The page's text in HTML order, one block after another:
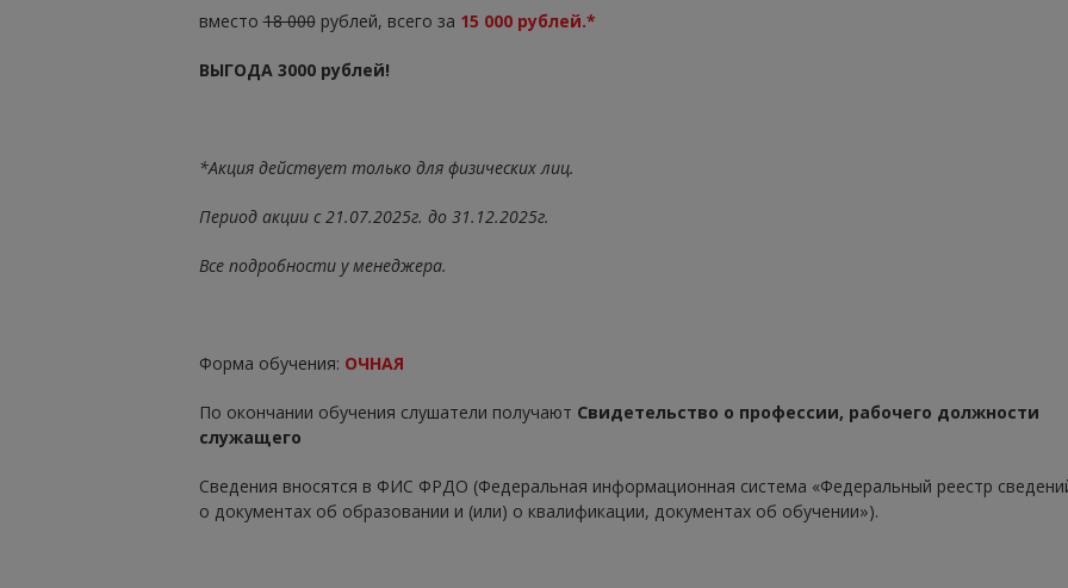
вместо18 000рублей, всего за 15 000 рублей.*
ВЫГОДА 3000 рублей!
*Акция действует только для физических лиц.
Период акции с 21.07.2025г. до 31.12.2025г.
Все подробности у менеджера.
Форма обучения: ОЧНАЯ
По окончании обучения слушатели получают Свидетельство о профессии, рабочего должности
служащего
Сведения вносятся в ФИС ФРДО (Федеральная информационная система «Федеральный реестр
о документах об образовании и (или) о квалификации, документах об обучении»).